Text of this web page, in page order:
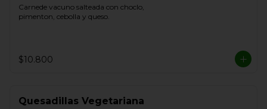
Carnede vacuno salteada con choclo,
pimenton, cebolla y queso.
$10.800
Quesadillas Vegetariana